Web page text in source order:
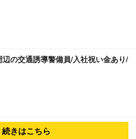
の交通誘導警備員/入社祝い金あり/
続きはこちら